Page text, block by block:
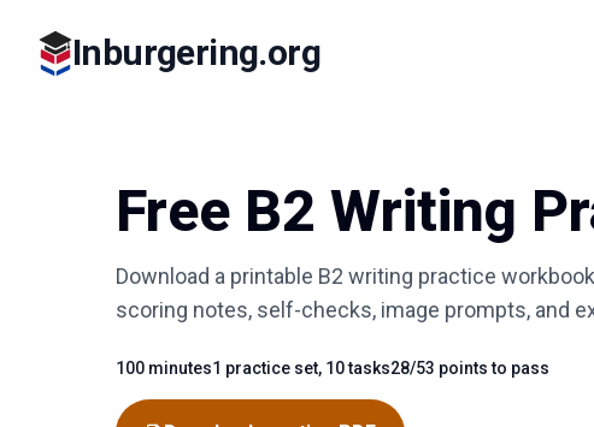
Inburgering.org
Free B2 Writing
Download a printable B2 writing practice
scoring notes, self-checks, image prompts, and
Fact
100 minutes
Fact
1 practice set, 10 tasks
Fact
28/53 points to pass